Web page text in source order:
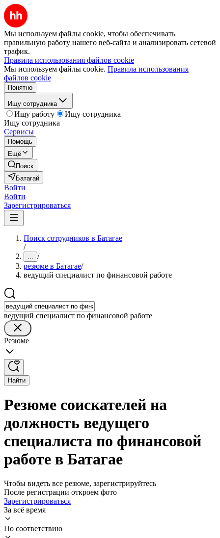
Мы используем файлы cookie, чтобы обеспечивать
правильную работу нашего веб-сайта и анализировать сетевой
трафик.
Правила использования файлов cookie
Мы используем файлы cookie. Правила использования
файлов cookie
Понятно
Ищу сотрудника
Ищу работу
Ищу сотрудника
Ищу сотрудника
Сервисы
Помощь
Ещё
Поиск
Батагай
Войти
Войти
Зарегистрироваться
Поиск сотрудников в Батагае
/
... /
резюме в Батагае/
ведущий специалист по финансовой работе
ведущий специалист по финансовой работе
Резюме
Найти
Резюме соискателей на
должность ведущего
специалиста по финансовой
работе в Батагае
Чтобы видеть все резюме, зарегистрируйтесь
После регистрации откроем фото
Зарегистрироваться
За всё время
По соответствию